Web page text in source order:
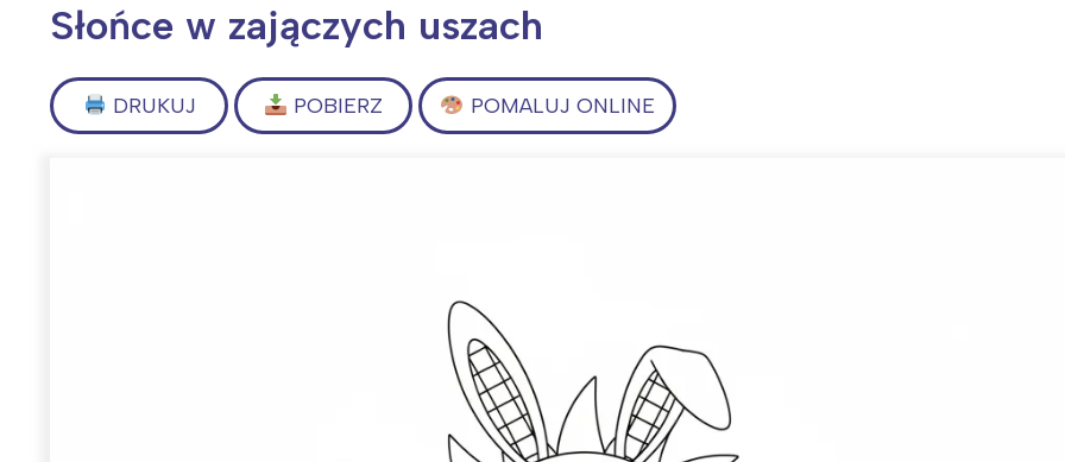
Słońce w zajączych uszach
DRUKUJ POBIERZ POMALUJ ONLINE